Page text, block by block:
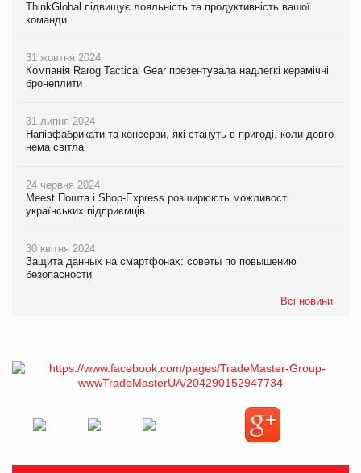
ThinkGlobal підвищує лояльність та продуктивність вашої
команди
31 жовтня 2024
Компанія Rarog Tactical Gear презентувала надлегкі керамічні
бронеплити
31 липня 2024
Напівфабрикати та консерви, які стануть в пригоді, коли довго
нема світла
24 червня 2024
Meest Пошта і Shop-Express розширюють можливості
українських підприємців
30 квітня 2024
Защита данных на смартфонах: советы по повышению
безопасности
Всі новини